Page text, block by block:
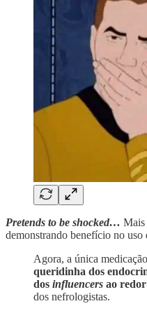
Pretends to be shocked… Mais
demonstrando benefício no uso
Agora, a única
queridinha dos
dos influencers ao
dos nefrologistas.